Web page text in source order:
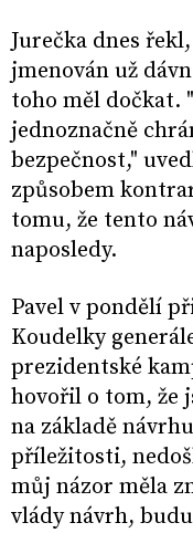
Jurečka dnes
jmenován už
toho měl dočkat.
jednoznačně
bezpečnost,"
způsobem
tomu, že tento
naposledy.
Pavel v pondělí
Koudelky
prezidentské
hovořil o tom, že
na základě
příležitosti,
můj názor měla
vlády návrh,